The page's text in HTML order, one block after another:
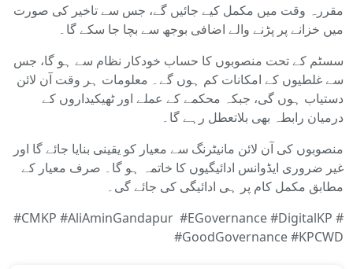
مقررہ وقت میں مکمل کیے جائیں گے، جس سے تاخیر کی صورت
میں خزانے پر پڑنے والے اضافی بوجھ سے بچا جا سکے گا۔
سسٹم کے تحت منصوبوں کا حساب خودکار نظام سے ہو گا، جس
سے غلطیوں کے امکانات کم ہوں گے۔ معلومات ہر وقت آن لائن
دستیاب ہوں گی، جبکہ محکمے کے عملے اور ٹھیکیداروں کے
درمیان رابطہ بھی بلاتعطل رہے گا۔
منصوبوں کی آن لائن مانیٹرنگ سے معیار کو یقینی بنایا جائے گا اور
غیر ضروری ایڈوانس ادائیگیوں کا خاتمہ ہو گا۔ صرف معیار کے
مطابق مکمل کام پر ہی ادائیگی کی جائے گی۔
#CMKP #AliAminGandapur #EGovernance #DigitalKP #
#GoodGovernance #KPCWD